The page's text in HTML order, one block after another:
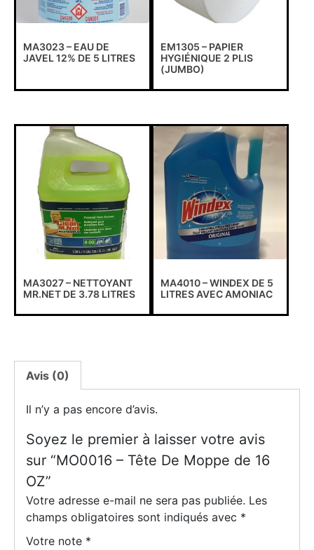
MA3023 – EAU DE
JAVEL 12% DE 5 LITRES
EM1305 – PAPIER
HYGIÉNIQUE 2 PLIS
(JUMBO)
MA3027 – NETTOYANT
MR.NET DE 3.78 LITRES
MA4010 – WINDEX DE 5
LITRES AVEC AMONIAC
Avis (0)
Il n’y a pas encore d’avis.
Soyez le premier à laisser votre avis
sur “MO0016 – Tête De Moppe de 16
OZ”
Votre adresse e-mail ne sera pas publiée. Les
champs obligatoires sont indiqués avec *
Votre note *